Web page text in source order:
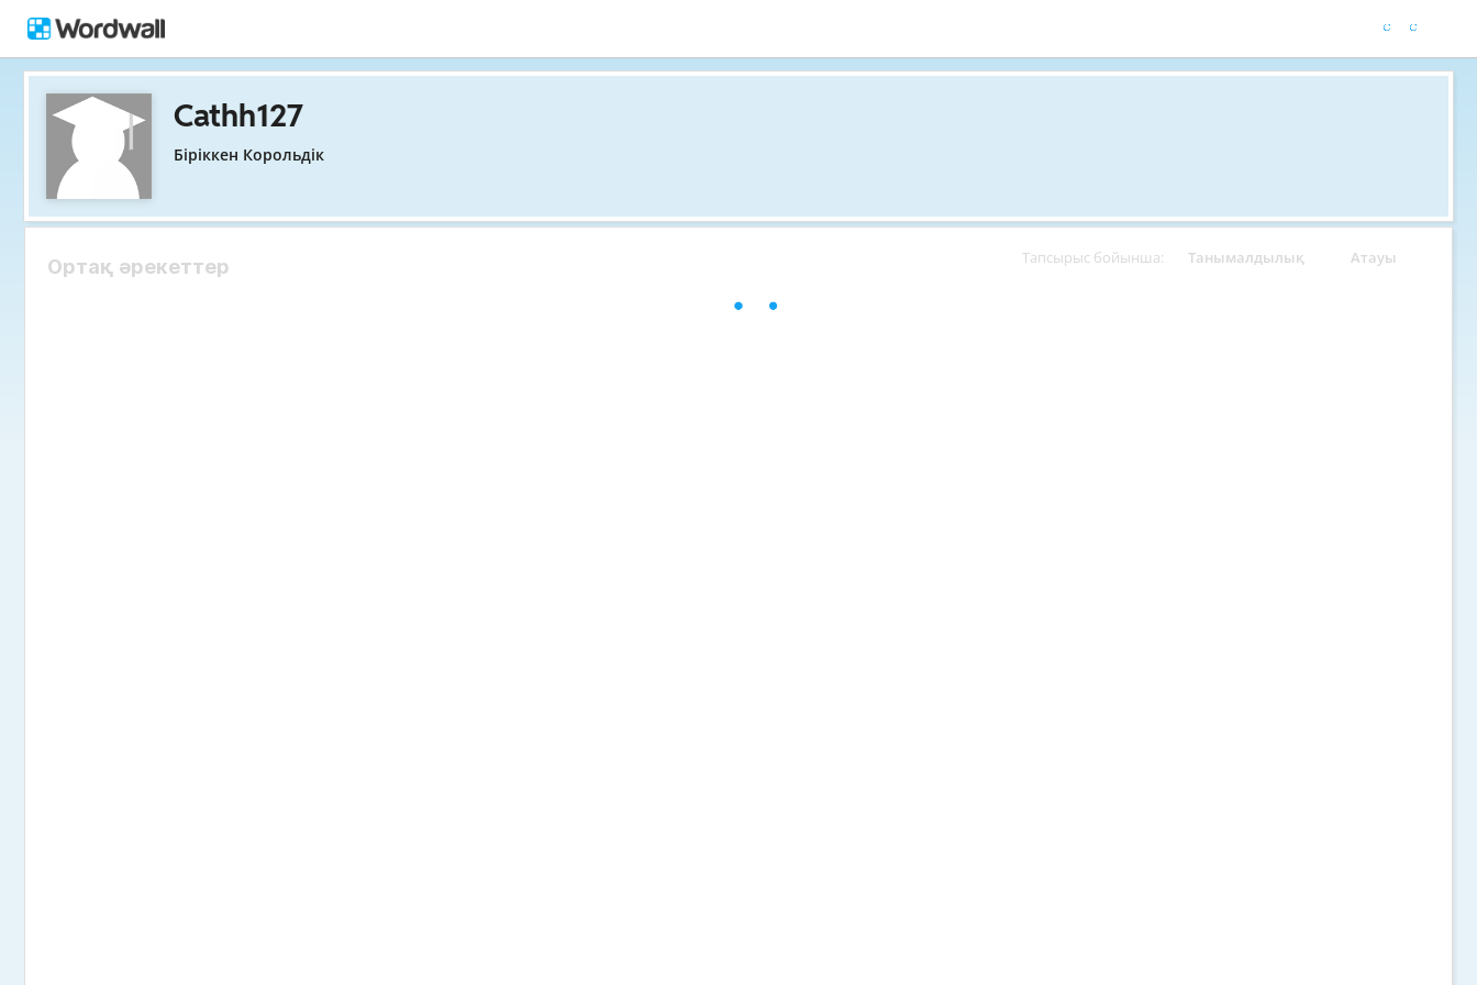
Cathh127
Біріккен Корольдік
Тапсырыс бойынша: Танымалдылық Атауы
Ортақ әрекеттер